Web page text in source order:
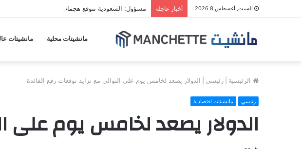
السبت, أغسطس 8 2026 أخبار عاجلة مسؤول: السعودية تتوقع هجمات منسقة من حلفاء لإيران
مانشيتات محلية مانشيتات
الرئيسية رئيسي الدولار يصعد لخامس يوم على التوالي مع تزايد توقعات رفع الفائدة
رئيسي مانشيتات اقتصادية
الدولار يصعد لخامس يوم على